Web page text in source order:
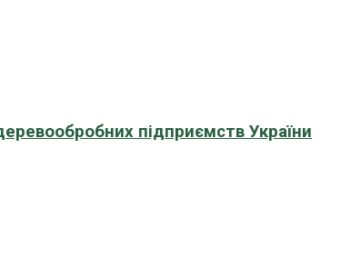
підприємств України